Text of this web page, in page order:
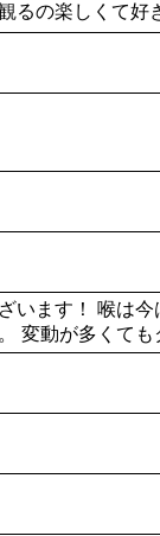
るの楽しくて好
います！ 喉は
変動が多くて